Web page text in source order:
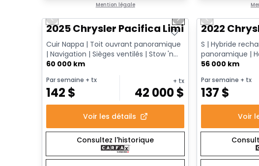
Mention légale
Très bonne offre
Previous slide Next slide
2025 Chrysler Pacifica Limited
Cuir Nappa | Toit ouvrant panoramique
| Navigation | Sièges ventilés | Stow 'n
Go | Apple CarPlay & ...
60 000 km
Par semaine + tx
142 $
+ tx
42 000$
Voir les détails
Consultez l'historique
Très bonne
Previous slide
2022
S | Hybride
panoramique |
Caméra 360 |
56 000 km
Par semaine + tx
137 $
Voir